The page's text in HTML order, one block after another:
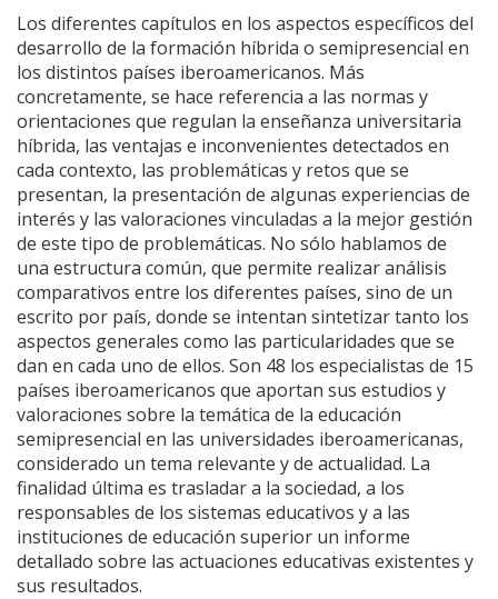
Los diferentes capítulos en los aspectos específicos del
desarrollo de la formación híbrida o semipresencial en
los distintos países iberoamericanos. Más
concretamente, se hace referencia a las normas y
orientaciones que regulan la enseñanza universitaria
híbrida, las ventajas e inconvenientes detectados en
cada contexto, las problemáticas y retos que se
presentan, la presentación de algunas experiencias de
interés y las valoraciones vinculadas a la mejor gestión
de este tipo de problemáticas. No sólo hablamos de
una estructura común, que permite realizar análisis
comparativos entre los diferentes países, sino de un
escrito por país, donde se intentan sintetizar tanto los
aspectos generales como las particularidades que se
dan en cada uno de ellos. Son 48 los especialistas de 15
países iberoamericanos que aportan sus estudios y
valoraciones sobre la temática de la educación
semipresencial en las universidades iberoamericanas,
considerado un tema relevante y de actualidad. La
finalidad última es trasladar a la sociedad, a los
responsables de los sistemas educativos y a las
instituciones de educación superior un informe
detallado sobre las actuaciones educativas existentes y
sus resultados.